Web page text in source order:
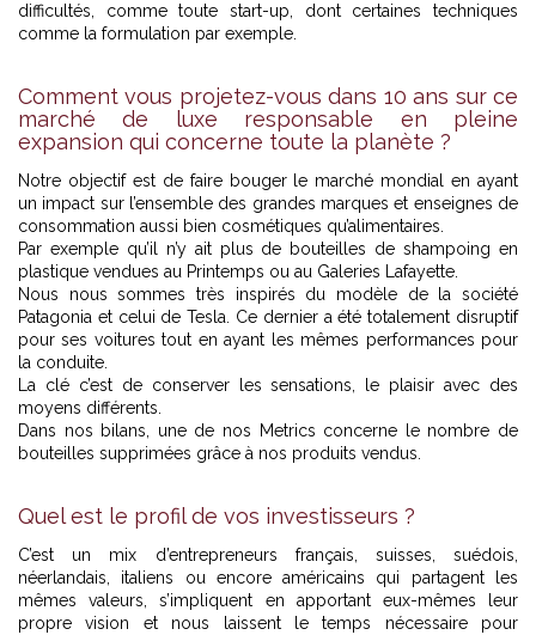
difficultés, comme toute start-up, dont certaines techniques
comme la formulation par exemple.
Comment vous projetez-vous dans 10 ans sur ce
marché de luxe responsable en pleine
expansion qui concerne toute la planète ?
Notre objectif est de faire bouger le marché mondial en ayant
un impact sur l’ensemble des grandes marques et enseignes de
consommation aussi bien cosmétiques qu’alimentaires.
Par exemple qu’il n’y ait plus de bouteilles de shampoing en
plastique vendues au Printemps ou au Galeries Lafayette.
Nous nous sommes très inspirés du modèle de la société
Patagonia et celui de Tesla. Ce dernier a été totalement disruptif
pour ses voitures tout en ayant les mêmes performances pour
la conduite.
La clé c’est de conserver les sensations, le plaisir avec des
moyens différents.
Dans nos bilans, une de nos Metrics concerne le nombre de
bouteilles supprimées grâce à nos produits vendus.
Quel est le profil de vos investisseurs ?
C’est un mix d’entrepreneurs français, suisses, suédois,
néerlandais, italiens ou encore américains qui partagent les
mêmes valeurs, s’impliquent en apportant eux-mêmes leur
propre vision et nous laissent le temps nécessaire pour